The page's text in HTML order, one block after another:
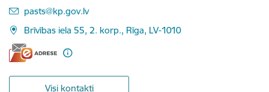
E-pasts:
pasts@kp.gov.lv
Brīvības iela 55, 2. korp., Rīga, LV-1010
Visi kontakti